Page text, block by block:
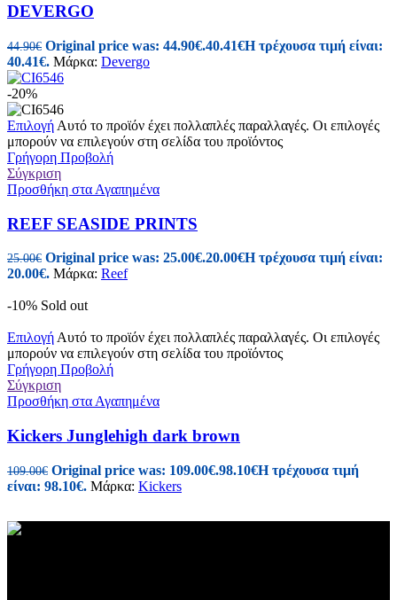
DEVERGO
44.90€ Original price was: 44.90€.40.41€Η τρέχουσα τιμή είναι:
40.41€. Μάρκα: Devergo
-20%
Επιλογή Αυτό το προϊόν έχει πολλαπλές παραλλαγές. Οι επιλογές
μπορούν να επιλεγούν στη σελίδα του προϊόντος
Γρήγορη Προβολή
Σύγκριση
Προσθήκη στα Αγαπημένα
REEF SEASIDE PRINTS
25.00€ Original price was: 25.00€.20.00€Η τρέχουσα τιμή είναι:
20.00€. Μάρκα: Reef
-10% Sold out
Επιλογή Αυτό το προϊόν έχει πολλαπλές παραλλαγές. Οι επιλογές
μπορούν να επιλεγούν στη σελίδα του προϊόντος
Γρήγορη Προβολή
Σύγκριση
Προσθήκη στα Αγαπημένα
Kickers Junglehigh dark brown
109.00€ Original price was: 109.00€.98.10€Η τρέχουσα τιμή
είναι: 98.10€. Μάρκα: Kickers